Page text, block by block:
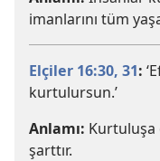
imanlarını tüm
Elçiler 16:30, 31:
kurtulursun.’
Anlamı: Kurtuluşa
şarttır.